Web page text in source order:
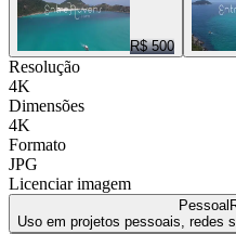
R$ 500
Resolução
4K
Dimensões
4K
Formato
JPG
Licenciar imagem
Pessoal
Uso em projetos pessoais, redes